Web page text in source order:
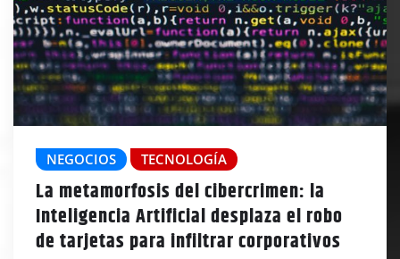
NEGOCIOS TECNOLOGÍA
La metamorfosis del cibercrimen: la
Inteligencia Artificial desplaza el robo
de tarjetas para infiltrar corporativos